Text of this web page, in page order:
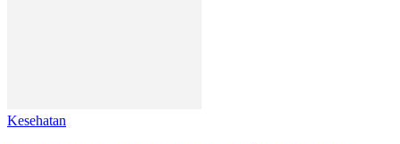
Kesehatan